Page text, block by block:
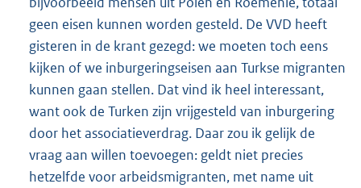
geen eisen kunnen worden gesteld. De VVD heeft
gisteren in de krant gezegd: we moeten toch eens
kijken of we inburgeringseisen aan Turkse migranten
kunnen gaan stellen. Dat vind ik heel interessant,
want ook de Turken zijn vrijgesteld van inburgering
door het associatieverdrag. Daar zou ik gelijk de
vraag aan willen toevoegen: geldt niet precies
hetzelfde voor arbeidsmigranten, met name uit